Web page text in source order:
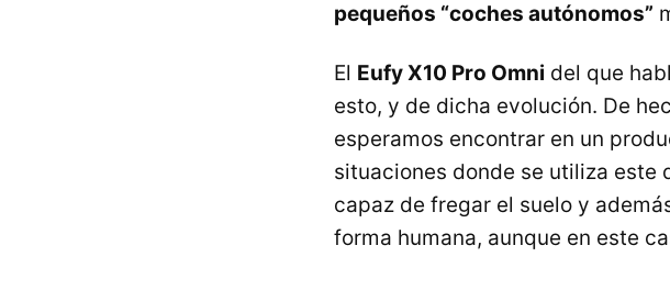
pequeños “coches autónomos”
El Eufy X10 Pro Omni del que
esto, y de dicha evolución. De
esperamos encontrar en un
situaciones donde se utiliza este
capaz de fregar el suelo y
forma humana, aunque en este